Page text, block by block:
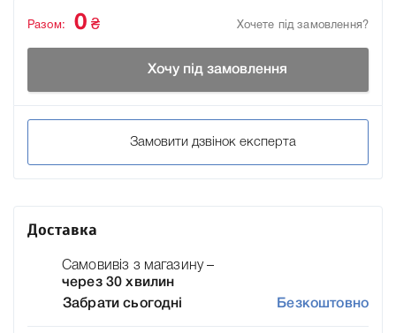
Хочете під замовлення?
Разом: 0 ₴
Хочу під замовлення
Замовити дзвінок експерта
Доставка
Самовивіз з магазину –
через 30 хвилин
Забрати сьогодні
Безкоштовно